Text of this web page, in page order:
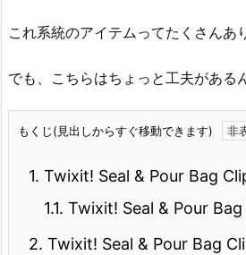
これ系統のアイテムってたくさんあ
でも、こちらはちょっと工夫がある
もくじ(見出しからすぐ移動できます)
1. Twixit! Seal & Pour Bag
1.1. Twixit! Seal & Pour Bag
2. Twixit! Seal & Pour Bag